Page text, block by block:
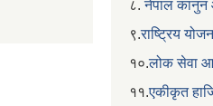
८.नेपाल कानुन
९.राष्ट्रिय
१०.लोक सेवा
११.एकीकृत